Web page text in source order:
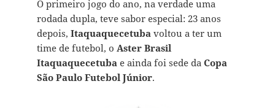
O primeiro jogo do ano, na verdade uma
rodada dupla, teve sabor especial: 23 anos
depois, Itaquaquecetubavoltou a ter um
time de futebol, o Aster Brasil
Itaquaquecetubae ainda foi sede da Copa
São Paulo Futebol Júnior.